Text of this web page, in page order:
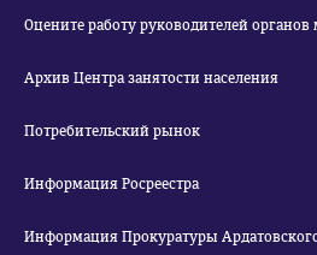
Оцените работу руководителей
Архив Центра занятости населения
Потребительский рынок
Информация Росреестра
Информация Прокуратуры